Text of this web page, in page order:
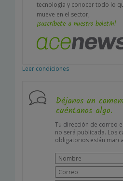
tecnología y conocer todo lo
mueve en el sector,
¡suscríbete a nuestro boletín!
Leer condiciones
Déjanos un
cuéntanos algo.
Tu dirección de correo
no será publicada. Los
obligatorios están